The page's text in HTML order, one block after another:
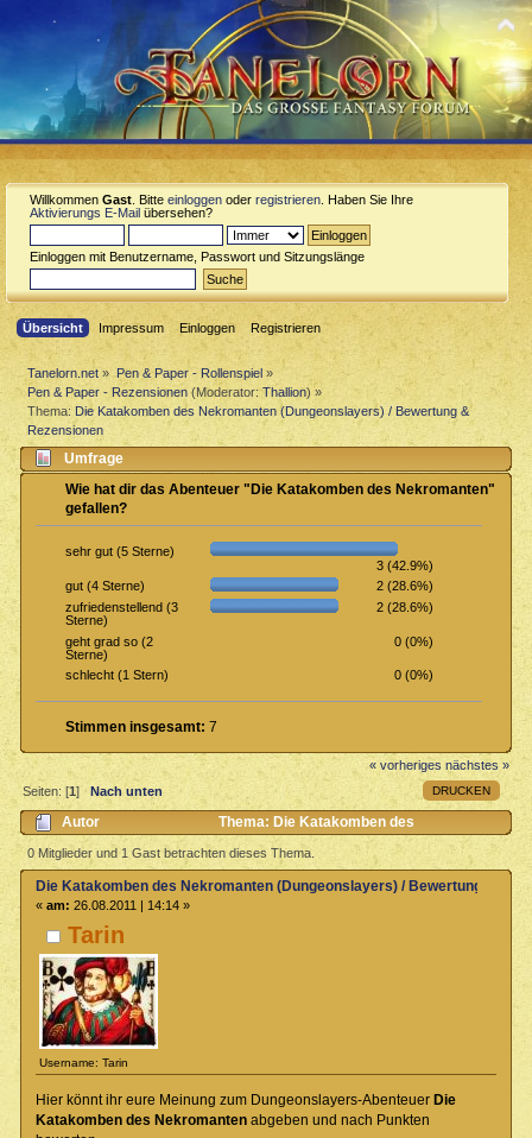
Willkommen Gast . Bitte einloggen oder registrieren . Haben Sie Ihre
Aktivierungs E-Mail übersehen?
Einloggen mit Benutzername, Passwort und Sitzungslänge
Übersicht Impressum Einloggen Registrieren
Tanelorn.net » Pen & Paper - Rollenspiel»
Pen & Paper - Rezensionen(Moderator:Thallion) »
Thema:Die Katakomben des Nekromanten (Dungeonslayers) / Bewertung &
Rezensionen
Umfrage
Wie hat dir das Abenteuer "Die Katakomben des Nekromanten"
gefallen?
sehr gut (5 Sterne)
3 (42.9%)
gut (4 Sterne)
2 (28.6%)
zufriedenstellend (3
Sterne)
2 (28.6%)
geht grad so (2
Sterne)
0 (0%)
schlecht (1 Stern) 0 (0%)
Stimmen insgesamt: 7
« vorheriges nächstes »
DRUCKEN
Seiten: [1] Nach unten
Autor
Thema: Die Katakomben des
Nekromanten (Dungeonslayers) / Bewertung & Rezensionen
(Gelesen 4594 mal)
0 Mitglieder und 1 Gast betrachten dieses Thema.
Tarin
Username: Tarin
Die Katakomben des Nekromanten (Dungeonslayers) / Bewertung &
« am: 26.08.2011 | 14:14 »
Hier könnt ihr eure Meinung zum Dungeonslayers-Abenteuer Die
Katakomben des Nekromantenabgeben und nach Punkten